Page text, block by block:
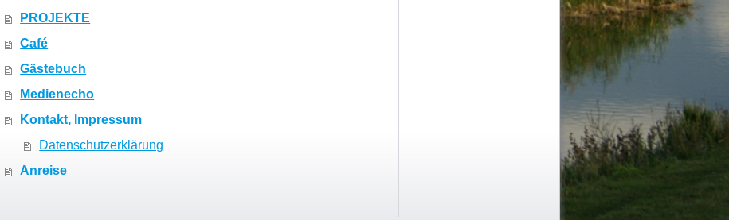
PROJEKTE
Café
Gästebuch
Medienecho
Kontakt, Impressum
Datenschutzerklärung
Anreise